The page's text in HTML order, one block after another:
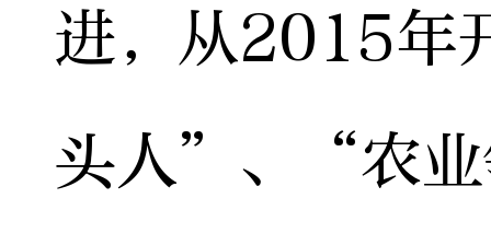
进，从2015年
头人”、“农